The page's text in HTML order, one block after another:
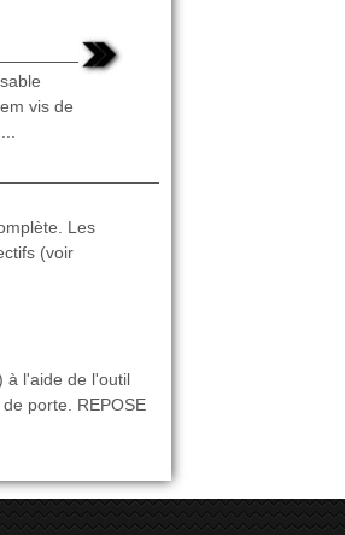
vis de
Les
(voir
à l'aide de l'outil
porte. REPOSE